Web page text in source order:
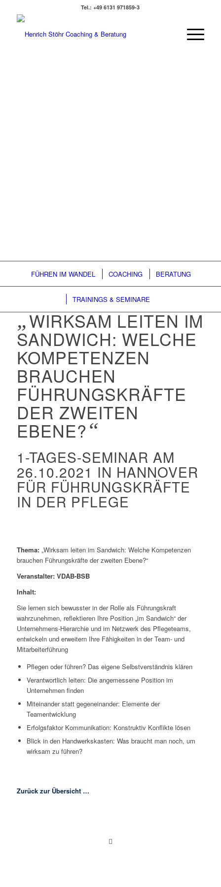
Tel.: +49 6131 971859-3
FÜHREN IM WANDEL COACHING BERATUNG
TRAININGS & SEMINARE
„WIRKSAM LEITEN IM
SANDWICH: WELCHE
KOMPETENZEN
BRAUCHEN
FÜHRUNGSKRÄFTE
DER ZWEITEN
EBENE?“
1-TAGES-SEMINAR AM
26.10.2021 IN HANNOVER
FÜR FÜHRUNGSKRÄFTE
IN DER PFLEGE
Thema: „Wirksam leiten im Sandwich: Welche Kompetenzen
brauchen Führungskräfte der zweiten Ebene?“
Veranstalter: VDAB-BSB
Inhalt:
Sie lernen sich bewusster in der Rolle als Führungskraft
wahrzunehmen, reflektieren Ihre Position „im Sandwich“ der
Unternehmens-Hierarchie und im Netzwerk des Pflegeteams,
entwickeln und erweitern Ihre Fähigkeiten in der Team- und
Mitarbeiterführung
Pflegen oder führen? Das eigene Selbstverständnis klären
Verantwortlich leiten: Die angemessene Position im
Unternehmen finden
Miteinander statt gegeneinander: Elemente der
Teamentwicklung
Erfolgsfaktor Kommunikation: Konstruktiv Konflikte lösen
Blick in den Handwerkskasten: Was braucht man noch, um
wirksam zu führen?
Zurück zur Übersicht …